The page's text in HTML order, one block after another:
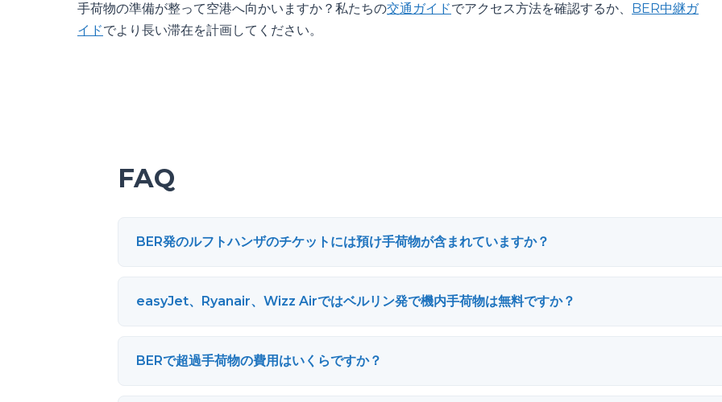
手荷物の準備が整って空港へ向かいますか？私たちの交通ガイドでアクセス方法を確認するか、 BER中継ガ
イドでより長い滞在を計画してください。
FAQ
BER発のルフトハンザのチケットには預け手荷物が含まれていますか？
easyJet、Ryanair、Wizz Airではベルリン発で機内手荷物は無料ですか？
BERで超過手荷物の費用はいくらですか？